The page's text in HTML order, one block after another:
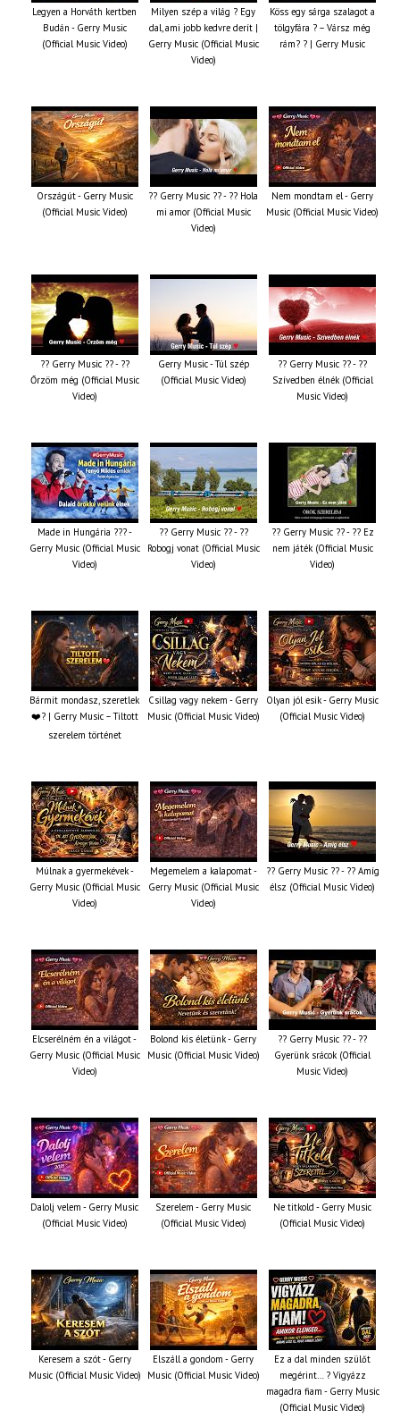
Legyen a Horváth kertben
Budán - Gerry Music
(Official Music Video)
Milyen szép a világ ? Egy
dal, ami jobb kedvre derít |
Gerry Music (Official Music
Video)
Köss egy sárga szalagot a
tölgyfára ?️ – Vársz még
rám? ? | Gerry Music
Országút - Gerry Music
(Official Music Video)
?? Gerry Music ?? - ?? Hola
mi amor (Official Music
Video)
Nem mondtam el - Gerry
Music (Official Music Video)
?? Gerry Music ?? - ??
Őrzöm még (Official Music
Video)
Gerry Music - Túl szép
(Official Music Video)
?? Gerry Music ?? - ??
Szívedben élnék (Official
Music Video)
Made in Hungária ??? -
Gerry Music (Official Music
Video)
?? Gerry Music ?? - ??
Robogj vonat (Official Music
Video)
?? Gerry Music ?? - ?? Ez
nem játék (Official Music
Video)
Bármit mondasz, szeretlek
❤️‍? | Gerry Music – Tiltott
szerelem történet
Csillag vagy nekem - Gerry
Music (Official Music Video)
Olyan jól esik - Gerry Music
(Official Music Video)
Múlnak a gyermekévek -
Gerry Music (Official Music
Video)
Megemelem a kalapomat -
Gerry Music (Official Music
Video)
?? Gerry Music ?? - ?? Amíg
élsz (Official Music Video)
Elcserélném én a világot -
Gerry Music (Official Music
Video)
Bolond kis életünk - Gerry
Music (Official Music Video)
?? Gerry Music ?? - ??
Gyerünk srácok (Official
Music Video)
Dalolj velem - Gerry Music
(Official Music Video)
Szerelem - Gerry Music
(Official Music Video)
Ne titkold - Gerry Music
(Official Music Video)
Keresem a szót - Gerry
Music (Official Music Video)
Elszáll a gondom - Gerry
Music (Official Music Video)
Ez a dal minden szülőt
megérint… ? Vigyázz
magadra fiam - Gerry Music
(Official Music Video)